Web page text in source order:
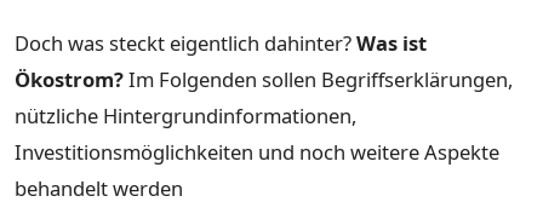
Doch was steckt eigentlich dahinter?Was ist
Ökostrom?Im Folgenden sollen Begriffserklärungen,
nützliche Hintergrundinformationen,
Investitionsmöglichkeiten und noch weitere Aspekte
behandelt werden